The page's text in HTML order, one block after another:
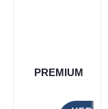
PREMIUM